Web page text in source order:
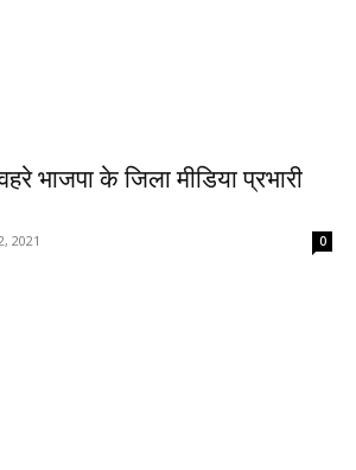
भाजपा के जिला मीडिया प्रभारी
2021 0